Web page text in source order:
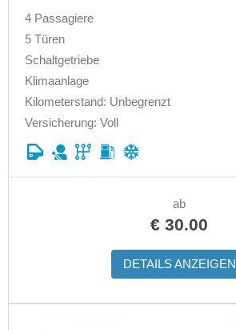
4 Passagiere
5 Türen
Schaltgetriebe
Klimaanlage
Kilometerstand: Unbegrenzt
Versicherung: Voll
ab
€ 30.00
DETAILS ANZEIGEN